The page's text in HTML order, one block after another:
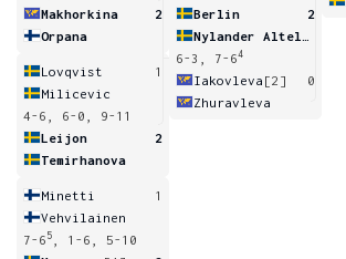
Makhorkina
2
Orpana
Lovqvist
1
Milicevic
4-6, 6-0, 9-11
Leijon
2
Temirhanova
Minetti
1
Vehvilainen
7-6 5
, 1-6, 5-10
Berlin
2
6-3, 7-64
Iakovleva [2]
0
Zhuravleva